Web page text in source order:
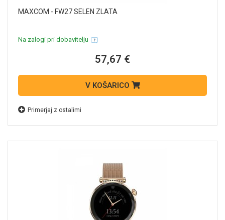
MAXCOM - FW27 SELEN ZLATA
Na zalogi pri dobavitelju
57,67 €
V KOŠARICO
Primerjaj z ostalimi